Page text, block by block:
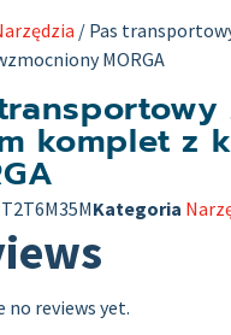
/ Pas
MORGA
komplet z
Kategoria
no reviews yet.